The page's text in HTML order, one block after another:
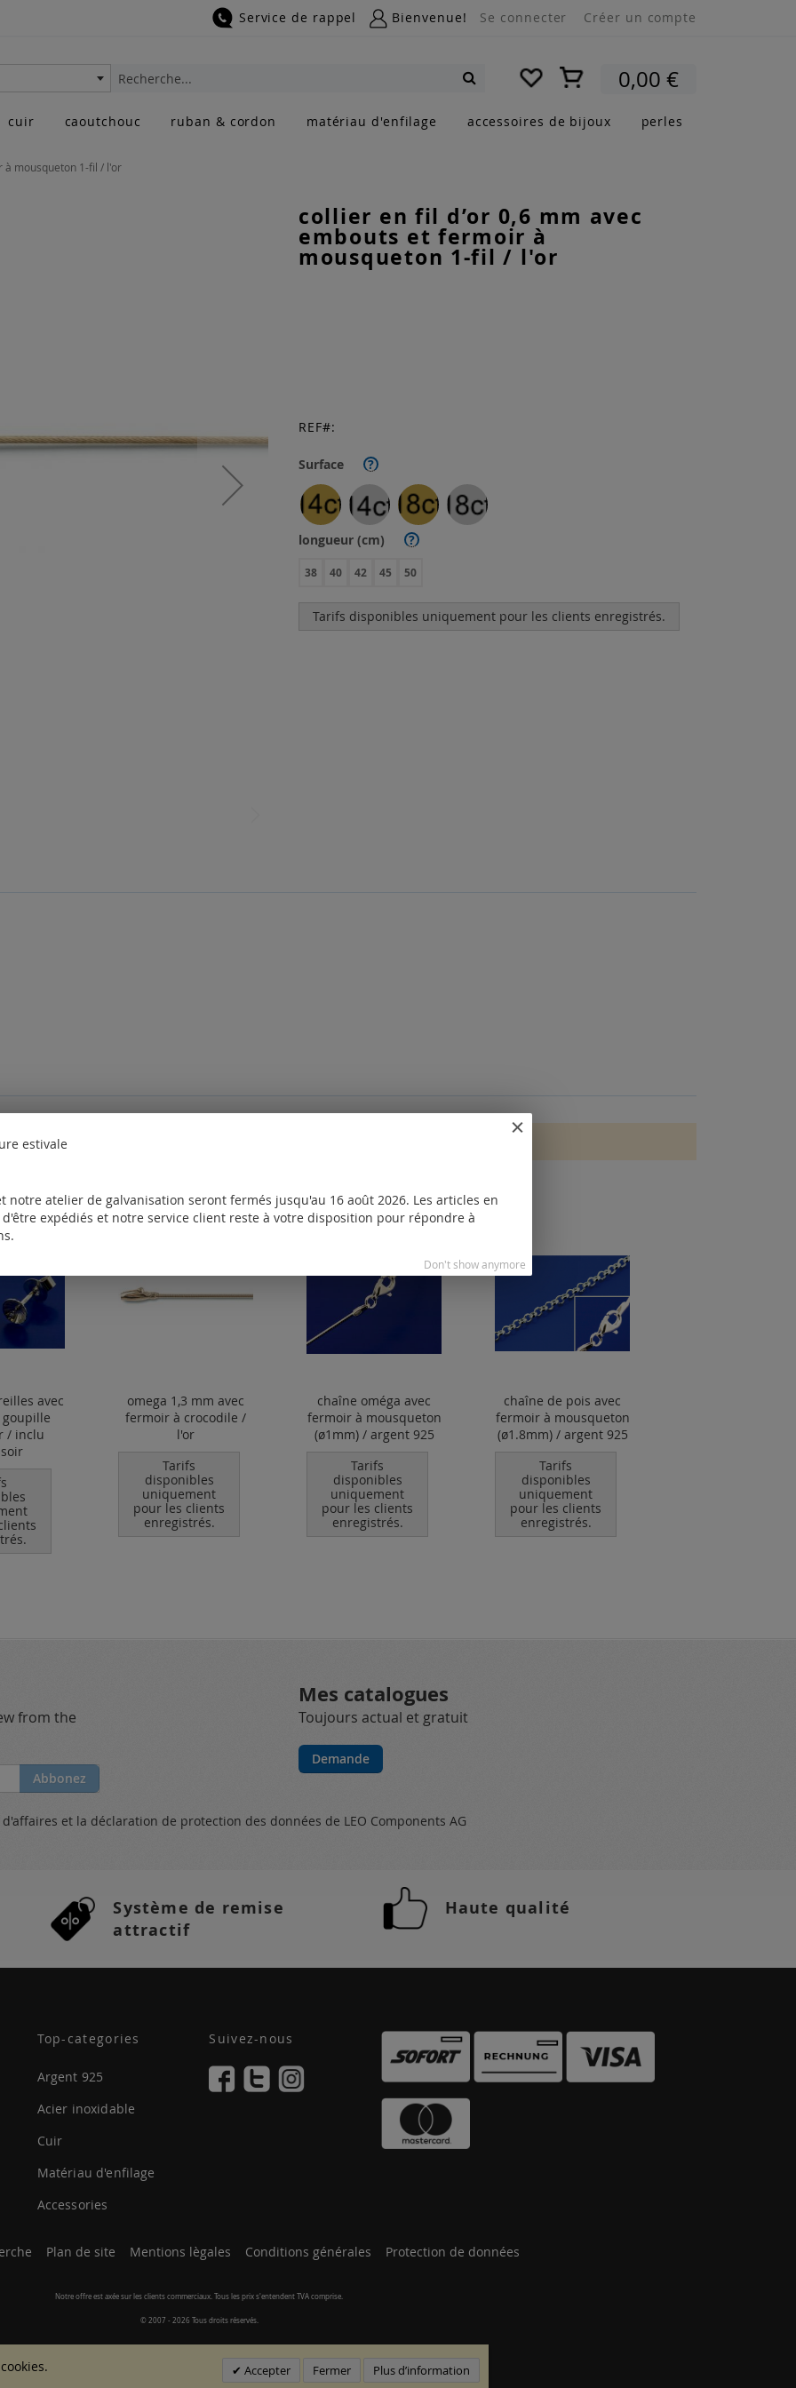
Service de rappel Bienvenue! Se connecter Créer un compte
Mon panier0,00 €
Rechercher
cuir caoutchouc ruban & cordon matériau d'enfilage accessoires de bijoux perles
à mousqueton 1-fil / l'or
collier en fil d’or 0,6 mm avec
embouts et fermoir à
mousqueton 1-fil / l'or
Surface ?
longueur (cm) ?
38 40 42 45 50
Tarifs disponibles uniquement pour les clients enregistrés.
REF
questions. Veuillez
commandé les produits suivants
avec
/ inclu
omega 1,3 mm avec
fermoir à crocodile /
l'or
Tarifs
disponibles
uniquement
pour les clients
enregistrés.
chaîne oméga avec
fermoir à mousqueton
(ø1mm) / argent 925
Tarifs
disponibles
uniquement
pour les clients
enregistrés.
chaîne de pois avec
fermoir à mousqueton
(ø1.8mm) / argent 925
Tarifs
disponibles
uniquement
pour les clients
enregistrés.
from the
Abbonez
Mes catalogues
Toujours actual et gratuit
Demande
d'affaires et la déclaration de protection des données de LEO Components AG
Système de remise
attractif
Haute qualité
Top-categories
Argent 925
Acier inoxidable
Cuir
Matériau d'enfilage
Accessories
Suivez-nous
Plan de site Mentions lègales Conditions générales Protection de données
Notre offre est axée sur les clients commerciaux. Tous les prix s'entendent TVA comprise.
© 2007 - 2026 Tous droits réservés.
Accepter Fermer Plus d’information
estivale
notre atelier de galvanisation seront fermés jusqu'au 16 août 2026. Les articles en
expédiés et notre service client reste à votre disposition pour répondre à
Don't show anymore